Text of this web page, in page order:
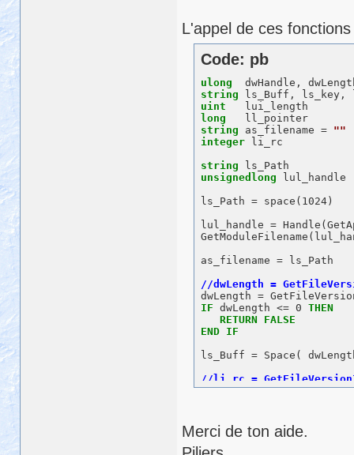
Long lpfnCB ) LIBRARY
ALIAS FOR
FUNCTION long
REF
LIBRARY
ALIAS
FOR
Function
Boolean
ref
String name, &
ref
uLong
len) &
FUNCTION
BOOLEAN
LIBRARY "kernel32.dll"
FUNCTION
LONG
STRING
LIBRARY
"kernel32.dll"
FUNCTION BOOLEAN
ULONG handle, &
REF
L'appel de ces
Code: pb
ulong
string
uint
long
string as_filename = ""
integer li_rc
string
unsignedlong lul_handle
ls_Path = space(1024)
lul_handle =
as_filename = ls_Path
IF dwLength <= 0 THEN
RETURN
FALSE
END IF
ls_Buff = Space(
li_rc =
RETURN
FALSE
END IF
Merci de ton aide.